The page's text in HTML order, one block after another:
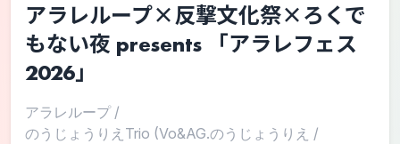
アラレループ×反撃文化祭×ろくで
もない夜 presents 「アラレフェス
2026」
アラレループ /
のうじょうりえTrio (Vo&AG.のうじょうりえ /